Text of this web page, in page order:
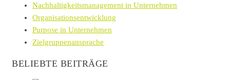
Nachhaltigkeitsmanagement in Unternehmen
Organisationsentwicklung
Purpose in Unternehmen
Zielgruppenansprache
BELIEBTE BEITRÄGE